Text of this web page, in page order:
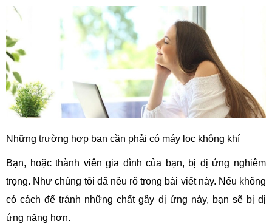
Những trường hợp bạn cần phải có máy lọc không khí
Bạn, hoặc thành viên gia đình của bạn, bị dị ứng nghiêm
trọng. Như chúng tôi đã nêu rõ trong bài viết này. Nếu không
có cách để tránh những chất gây dị ứng này, bạn sẽ bị dị
ứng nặng hơn.